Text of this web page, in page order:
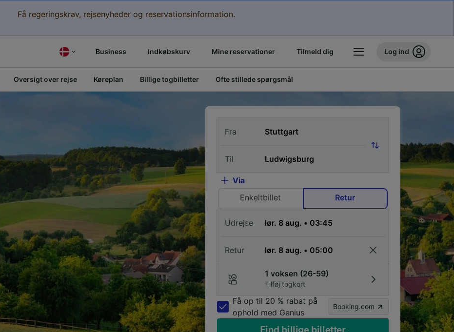
Få regeringskrav, rejsenyheder og reservationsinformation.
Business Indkøbskurv Mine reservationer Tilmeld dig Log ind
Oversigt over rejse Køreplan Billige togbilletter Ofte stillede spørgsmål
Fra
Til
Via
Enkeltbillet
Retur
Udrejse
Retur
1 voksen (26-59)
Tilføj togkort
Få op til 20 % rabat på
ophold med Genius
Booking.com
Find billige billetter